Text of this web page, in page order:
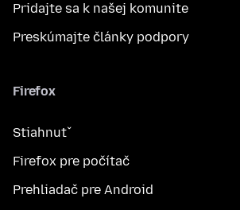
Pridajte sa k našej komunite
Preskúmajte články podpory
Firefox
Stiahnuť
Firefox pre počítač
Prehliadač pre Android